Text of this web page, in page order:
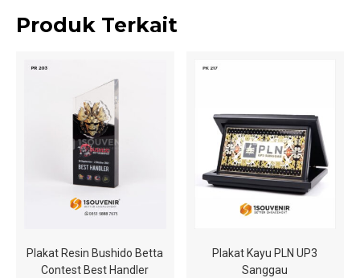
Produk Terkait
Plakat Resin Bushido Betta
Contest Best Handler
Plakat Kayu PLN UP3
Sanggau